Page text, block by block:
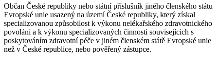
Občan České republiky nebo státní příslušník jiného členského státu
Evropské unie usazený na území České republiky, který získal
specializovanou způsobilost k výkonu nelékařského zdravotnického
povolání a k výkonu specializovaných činností souvisejících s
poskytováním zdravotní péče v jiném členském státě Evropské unie
než v České republice, nebo pověřený zástupce.